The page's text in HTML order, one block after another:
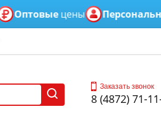
цены Персональный
Заказать звонок
8 (4872) 71-